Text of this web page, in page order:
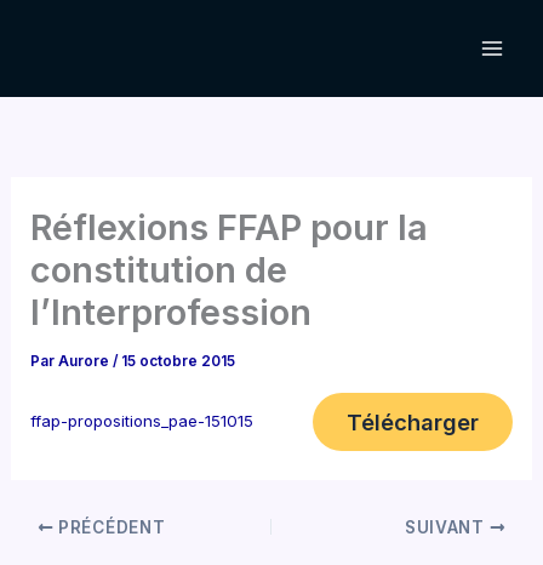
Réflexions FFAP pour la
constitution de
l’Interprofession
ParAurore/ 15 octobre 2015
ffap-propositions_pae-151015 Télécharger
PRÉCÉDENT SUIVANT